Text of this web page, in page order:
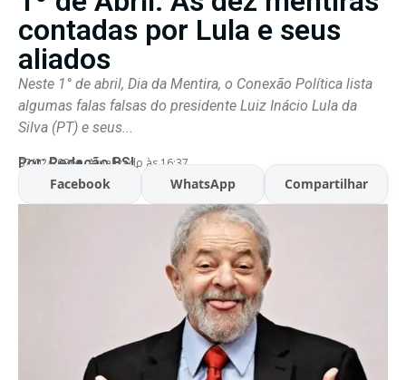
contadas por Lula e seus
aliados
Neste 1° de abril, Dia da Mentira, o Conexão Política lista
algumas falas falsas do presidente Luiz Inácio Lula da
Silva (PT) e seus...
Por:Redação BSL
07/02/2026 Atualizado às 16:37
Facebook WhatsApp Compartilhar